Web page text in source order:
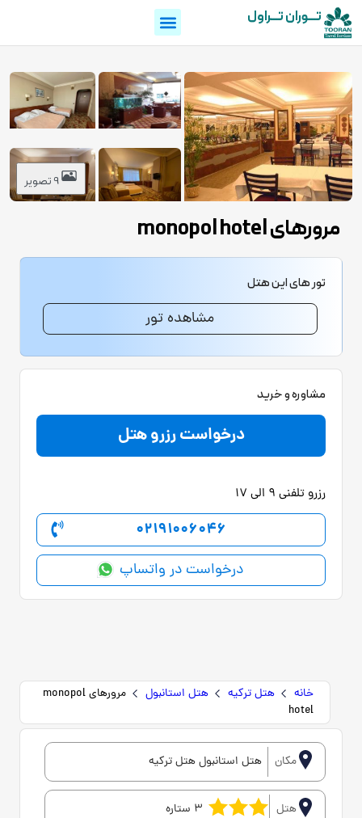
تـــوران تـــراول
9 تصویر
مرورهای monopol hotel
خانه هتل ترکیه هتل استانبول
مرورهای monopol
hotel
مکان هتل استانبول هتل ترکیه
هتل 3 ستاره
تور های این هتل
مشاهده تور
مشاوره و خرید
درخواست رزرو هتل
رزرو تلفنی 9 الی 17
02191006046
درخواست در واتساپ